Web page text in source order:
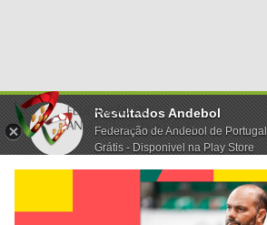
Resultados Andebol
Federação de Andebol de Portugal
Grátis - Disponivel na Play Store